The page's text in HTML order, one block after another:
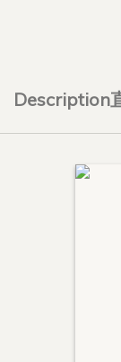
Description